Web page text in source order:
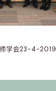
师学会23-4-2019